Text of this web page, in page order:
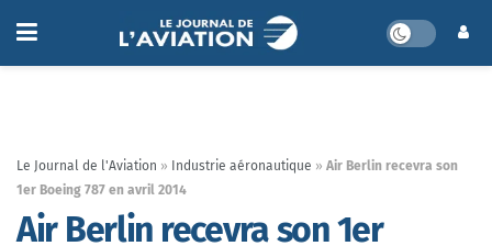
Le Journal de l'Aviation » Industrie aéronautique » Air Berlin recevra son
1er Boeing 787 en avril 2014
Air Berlin recevra son 1er